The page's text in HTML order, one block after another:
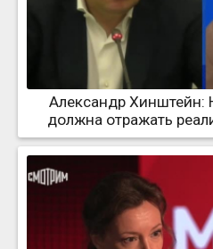
Александр Хинштейн:
должна отражать